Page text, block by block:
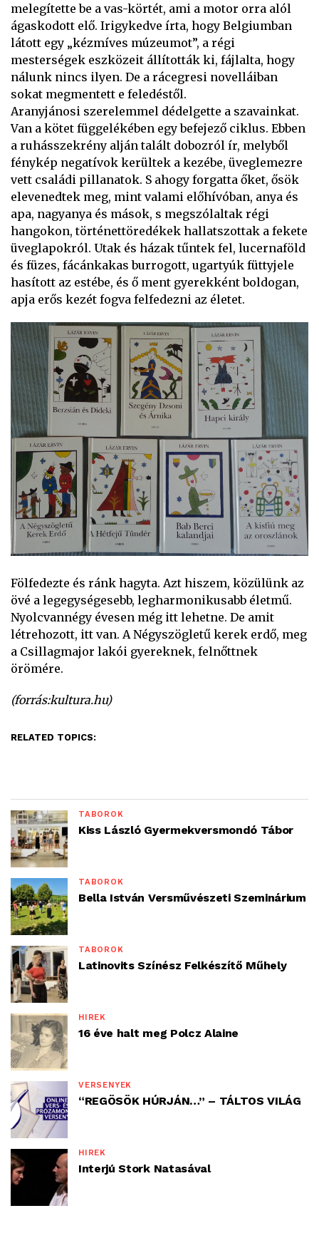
melegítette be a vas-körtét, ami a motor orra alól
ágaskodott elő. Irigykedve írta, hogy Belgiumban
látott egy „kézmíves múzeumot”, a régi
mesterségek eszközeit állították ki, fájlalta, hogy
nálunk nincs ilyen. De a rácegresi novelláiban
sokat megmentett e feledéstől.
Aranyjánosi szerelemmel dédelgette a szavainkat.
Van a kötet függelékében egy befejező ciklus. Ebben
a ruhásszekrény alján talált dobozról ír, melyből
fénykép negatívok kerültek a kezébe, üveglemezre
vett családi pillanatok. S ahogy forgatta őket, ősök
elevenedtek meg, mint valami előhívóban, anya és
apa, nagyanya és mások, s megszólaltak régi
hangokon, történettöredékek hallatszottak a fekete
üveglapokról. Utak és házak tűntek fel, lucernaföld
és füzes, fácánkakas burrogott, ugartyúk füttyjele
hasított az estébe, és ő ment gyerekként boldogan,
apja erős kezét fogva felfedezni az életet.
Fölfedezte és ránk hagyta. Azt hiszem, közülünk az
övé a legegységesebb, legharmonikusabb életmű.
Nyolcvannégy évesen még itt lehetne. De amit
létrehozott, itt van. A Négyszögletű kerek erdő, meg
a Csillagmajor lakói gyereknek, felnőttnek
örömére.
(forrás:kultura.hu)
RELATED TOPICS:
TÁBOROK
Kiss László Gyermekversmondó Tábor
TÁBOROK
Bella István Versművészeti Szeminárium
TÁBOROK
Latinovits Színész Felkészítő Műhely
HÍREK
16 éve halt meg Polcz Alaine
VERSENYEK
“REGÖSÖK HÚRJÁN…” – TÁLTOS VILÁG
HÍREK
Interjú Stork Natasával